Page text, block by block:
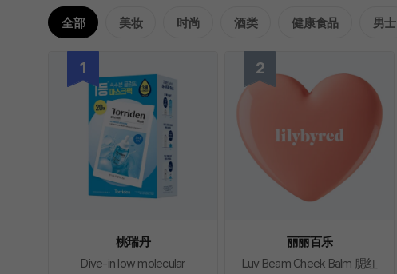
全部 美妆 时尚 酒类 健康食品 男士
桃瑞丹
Dive-in low molecular
丽丽百乐
Luv Beam Cheek Balm 腮红